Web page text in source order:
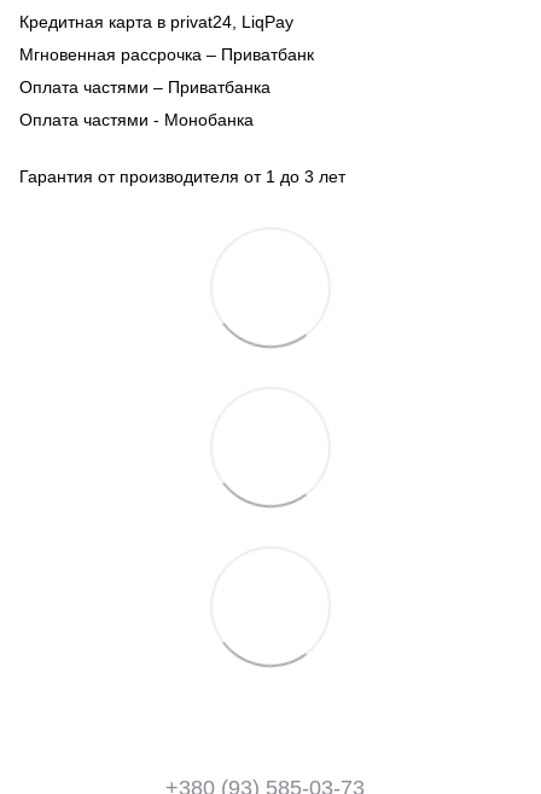
Кредитная карта в privat24, LiqPay
Мгновенная рассрочка – Приватбанк
Оплата частями – Приватбанка
Оплата частями - Монобанка
Гарантия от производителя от 1 до 3 лет
+380 (93) 585-03-73